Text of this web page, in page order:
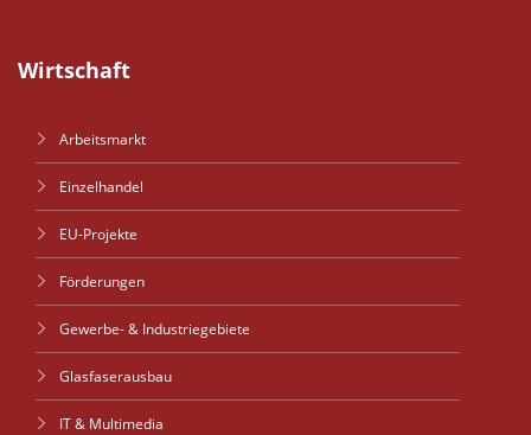
Wirtschaft
Arbeitsmarkt
Einzelhandel
EU-Projekte
Förderungen
Gewerbe- & Industriegebiete
Glasfaserausbau
IT & Multimedia